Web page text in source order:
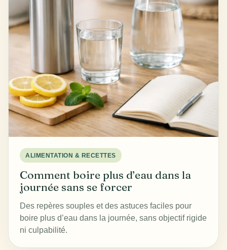
ALIMENTATION & RECETTES
Comment boire plus d’eau dans la
journée sans se forcer
Des repères souples et des astuces faciles pour
boire plus d’eau dans la journée, sans objectif rigide
ni culpabilité.